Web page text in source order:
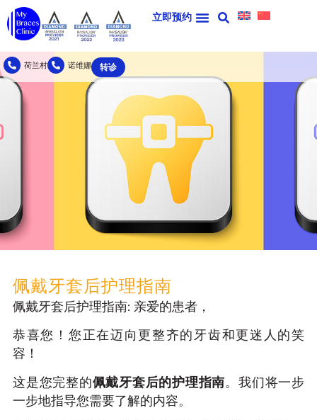
立即预约
荷兰村 诺维娜 转诊
佩戴牙套后护理指南
佩戴牙套后护理指南: 亲爱的患者，
恭喜您！您正在迈向更整齐的牙齿和更迷人的笑
容！
这是您完整的佩戴牙套后的护理指南。我们将一步
一步地指导您需要了解的内容。